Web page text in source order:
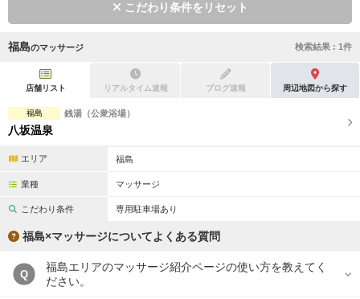
初回割引あり リピーター割引あり
団体割引
2名様歓迎
完全個室
ペアルームあり シャワー室完備
フットバスあり
こだわり条件をリセット
福島のマッサージ 検索結果 : 1件
店舗リスト リアルタイム速報 ブログ速報 周辺地図から探す
福島 銭湯（公衆浴場）
八坂温泉
エリア 福島
業種 マッサージ
こだわり条件 専用駐車場あり
福島×マッサージについてよくある質問
Q
福島エリアのマッサージ紹介ページの使い方を教えてく
ださい。